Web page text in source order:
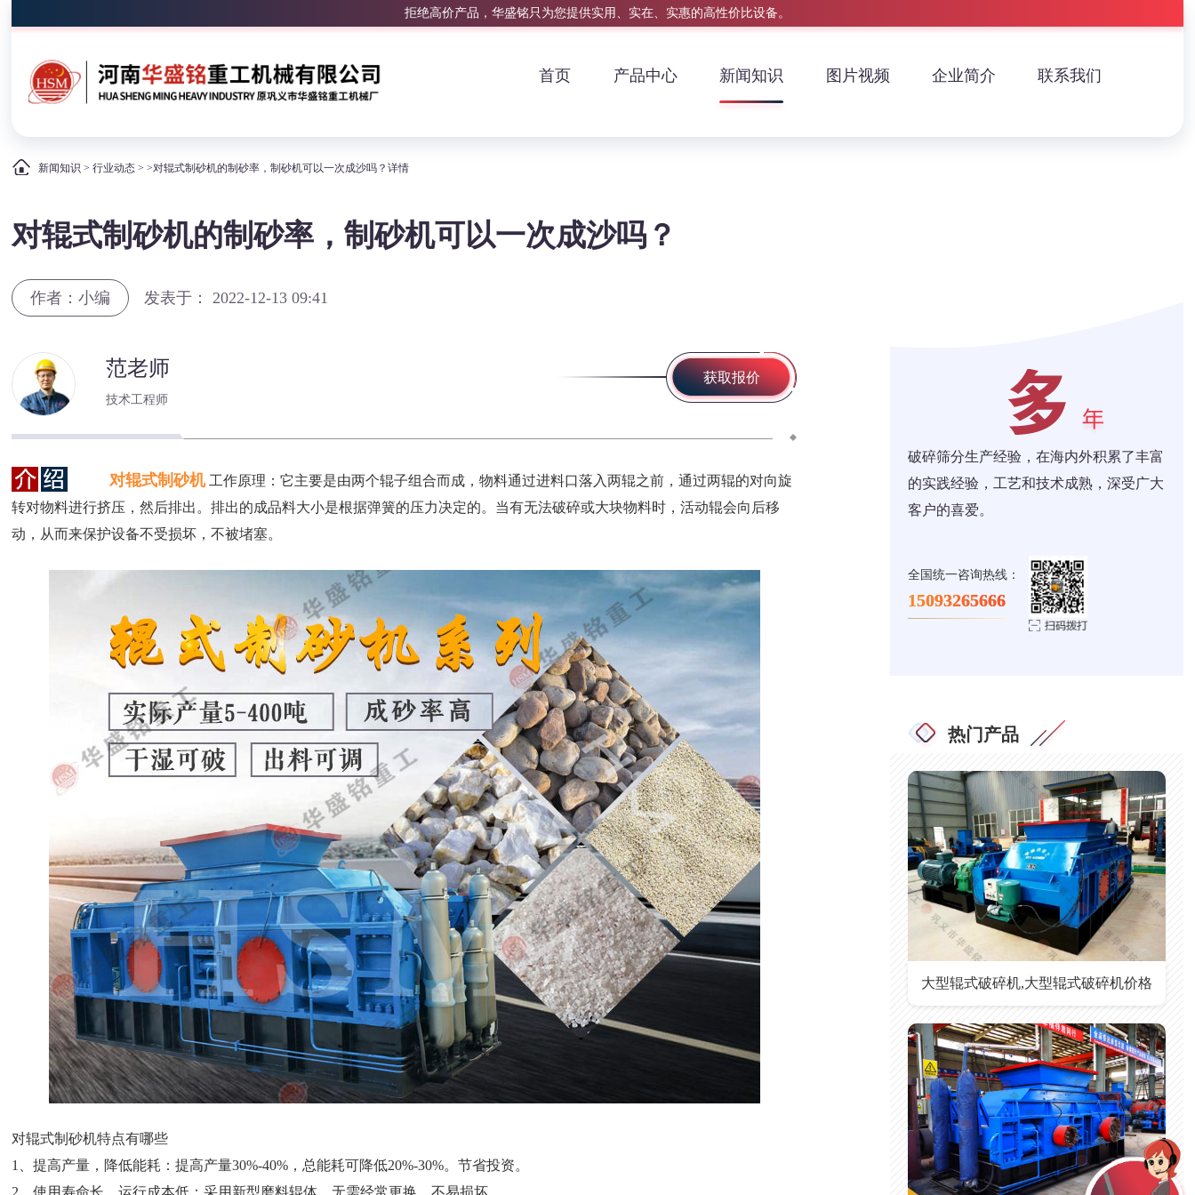
拒绝高价产品，华盛铭只为您提供实用、实在、实惠的高性价比设备。
首页 产品中心 新闻知识 图片视频 企业简介 联系我们
新闻知识 >行业动态 > >对辊式制砂机的制砂率，制砂机可以一次成沙吗？详情
对辊式制砂机的制砂率，制砂机可以一次成沙吗？
作者：小编 发表于： 2022-12-13 09:41
范老师
技术工程师
获取报价
对辊式制砂机 工作原理：它主要是由两个辊子组合而成，物料通过进料口落入两辊之前，通过两辊的对向旋
转对物料进行挤压，然后排出。排出的成品料大小是根据弹簧的压力决定的。当有无法破碎或大块物料时，活动辊会向后移
动，从而来保护设备不受损坏，不被堵塞。
对辊式制砂机特点有哪些
1、提高产量，降低能耗：提高产量30%-40%，总能耗可降低20%-30%。节省投资。
2、使用寿命长，运行成本低：采用新型磨料辊体，无需经常更换，不易损坏。
破碎筛分生产经验，在海内外积累了丰富
的实践经验，工艺和技术成熟，深受广大
客户的喜爱。
全国统一咨询热线：
15093265666
热门产品
大型辊式破碎机,大型辊式破碎机价格